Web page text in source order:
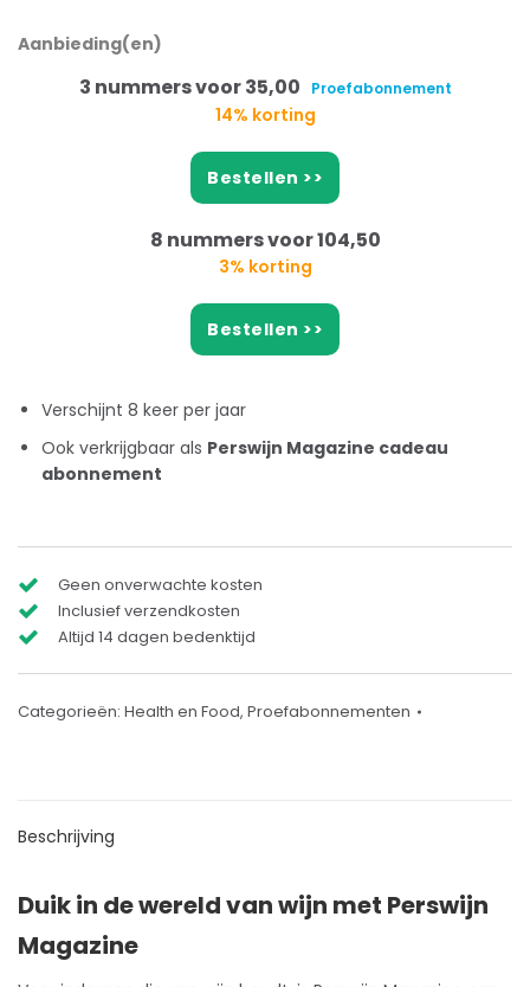
Aanbieding(en)
3 nummers voor 35,00 Proefabonnement
14% korting
Bestellen >>
8 nummers voor 104,50
3% korting
Bestellen >>
Verschijnt 8 keer per jaar
Ook verkrijgbaar als Perswijn Magazine cadeau
abonnement
Geen onverwachte kosten
Inclusief verzendkosten
Altijd 14 dagen bedenktijd
Categorieën: Health en Food, Proefabonnementen
Beschrijving
Duik in de wereld van wijn met Perswijn
Magazine